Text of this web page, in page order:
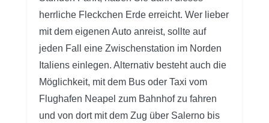
herrliche Fleckchen Erde erreicht. Wer lieber
mit dem eigenen Auto anreist, sollte auf
jeden Fall eine Zwischenstation im Norden
Italiens einlegen. Alternativ besteht auch die
Möglichkeit, mit dem Bus oder Taxi vom
Flughafen Neapel zum Bahnhof zu fahren
und von dort mit dem Zug über Salerno bis